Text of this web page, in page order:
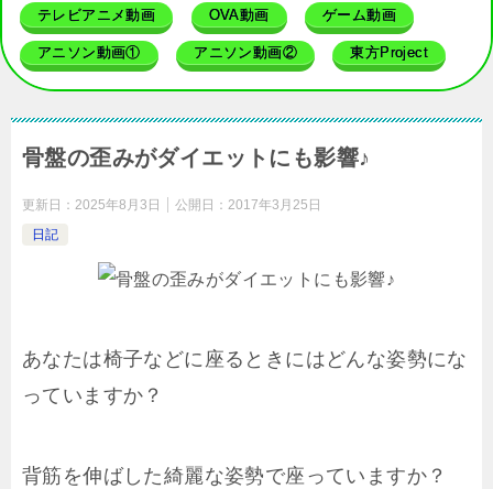
テレビアニメ動画 OVA動画 ゲーム動画
アニソン動画① アニソン動画② 東方Project
骨盤の歪みがダイエットにも影響♪
更新日： 2025年8月3日 公開日： 2017年3月25日
日記
あなたは椅子などに座るときにはどんな姿勢にな
っていますか？
背筋を伸ばした綺麗な姿勢で座っていますか？